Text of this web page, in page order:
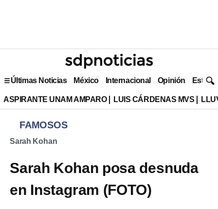
Últimas Noticias México Internacional Opinión Estilo
ASPIRANTE UNAM AMPARO LUIS CÁRDENAS MVS
FAMOSOS
Sarah Kohan
Sarah Kohan posa desnuda
en Instagram (FOTO)